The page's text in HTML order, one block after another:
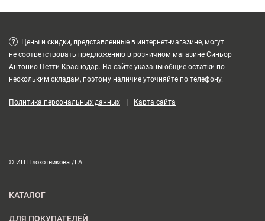
?
Цены и скидки, представленные в интернет-магазине, могут
не соответствовать предложению в розничном магазине Синьор
Антонио Петти Краснодар. На сайте указаны общие остатки по
нескольким складам, поэтому наличие уточняйте по телефону.
Политика персональных данных | Карта сайта
© ИП Плохотникова Д.А.
КАТАЛОГ
ДЛЯ ПОКУПАТЕЛЕЙ